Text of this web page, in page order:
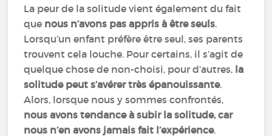
La peur de la solitude vient également du fait
que nous n’avons pas appris à être seuls.
Lorsqu’un enfant préfère être seul, ses parents
trouvent cela louche. Pour certains, il s’agit de
quelque chose de non-choisi, pour d’autres, la
solitude peut s’avérer très épanouissante.
Alors, lorsque nous y sommes confrontés,
nous avons tendance à subir la solitude, car
nous n’en avons jamais fait l’expérience.